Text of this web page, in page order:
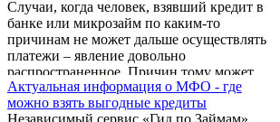
продуктами.
Случаи, когда человек, взявший кредит в
банке или микрозайм по каким-то
причинам не может дальше осуществлять
платежи – явление довольно
распространенное. Причин тому может
быть множество - потерял работу, сократили
зарплату, одолела болезнь, изменились
Актуальная информация о МФО - где
можно взять выгодные кредиты
Независимый сервис «Гид по Займам»